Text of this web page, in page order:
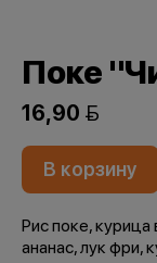
Поке
16,90 
В корзину
Рис поке,
ананас, лук фри,